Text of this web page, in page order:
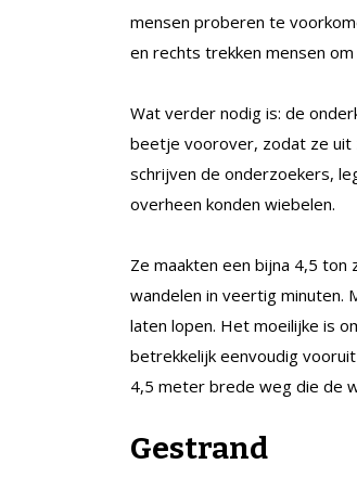
mensen proberen te
en rechts trekken mensen
Wat verder nodig is: de
beetje voorover, zodat ze uit
schrijven de onderzoekers,
overheen konden wiebelen.
Ze maakten een bijna 4,5
wandelen in veertig minuten.
laten lopen. Het moeilijke is
betrekkelijk eenvoudig
4,5 meter brede weg die de
Gestrand